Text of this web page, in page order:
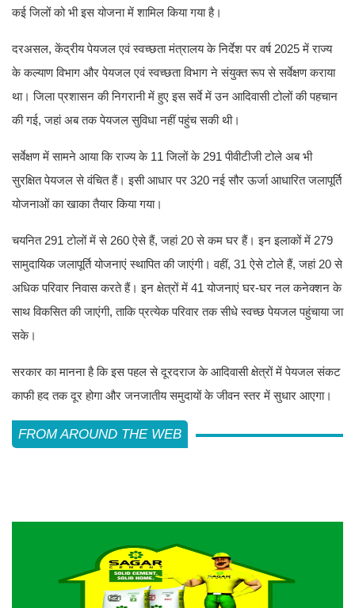
कई जिलों को भी इस योजना में शामिल किया गया है।
दरअसल, केंद्रीय पेयजल एवं स्वच्छता मंत्रालय के निर्देश पर वर्ष 2025 में राज्य
के कल्याण विभाग और पेयजल एवं स्वच्छता विभाग ने संयुक्त रूप से सर्वेक्षण कराया
था। जिला प्रशासन की निगरानी में हुए इस सर्वे में उन आदिवासी टोलों की पहचान
की गई, जहां अब तक पेयजल सुविधा नहीं पहुंच सकी थी।
सर्वेक्षण में सामने आया कि राज्य के 11 जिलों के 291 पीवीटीजी टोले अब भी
सुरक्षित पेयजल से वंचित हैं। इसी आधार पर 320 नई सौर ऊर्जा आधारित जलापूर्ति
योजनाओं का खाका तैयार किया गया।
चयनित 291 टोलों में से 260 ऐसे हैं, जहां 20 से कम घर हैं। इन इलाकों में 279
सामुदायिक जलापूर्ति योजनाएं स्थापित की जाएंगी। वहीं, 31 ऐसे टोले हैं, जहां 20 से
अधिक परिवार निवास करते हैं। इन क्षेत्रों में 41 योजनाएं घर-घर नल कनेक्शन के
साथ विकसित की जाएंगी, ताकि प्रत्येक परिवार तक सीधे स्वच्छ पेयजल पहुंचाया जा
सके।
सरकार का मानना है कि इस पहल से दूरदराज के आदिवासी क्षेत्रों में पेयजल संकट
काफी हद तक दूर होगा और जनजातीय समुदायों के जीवन स्तर में सुधार आएगा।
FROM AROUND THE WEB